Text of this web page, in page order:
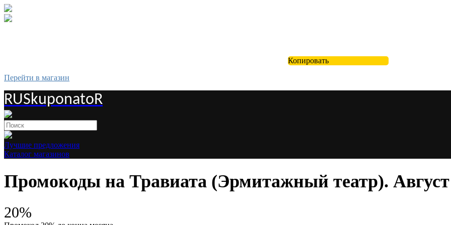
Копировать
Перейти в магазин
RUSkuponatoR
Лучшие предложения
Каталог магазинов
Промокоды на Травиата (Эрмитажный театр). Август
20%